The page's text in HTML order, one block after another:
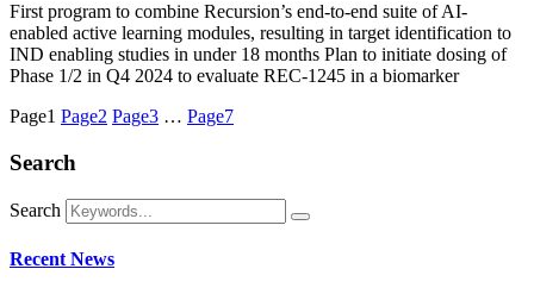
First program to combine Recursion’s end-to-end suite of AI-
enabled active learning modules, resulting in target identification to
IND enabling studies in under 18 months Plan to initiate dosing of
Phase 1/2 in Q4 2024 to evaluate REC-1245 in a biomarker
Page1 Page2 Page3 … Page7
Search
Search
Recent News